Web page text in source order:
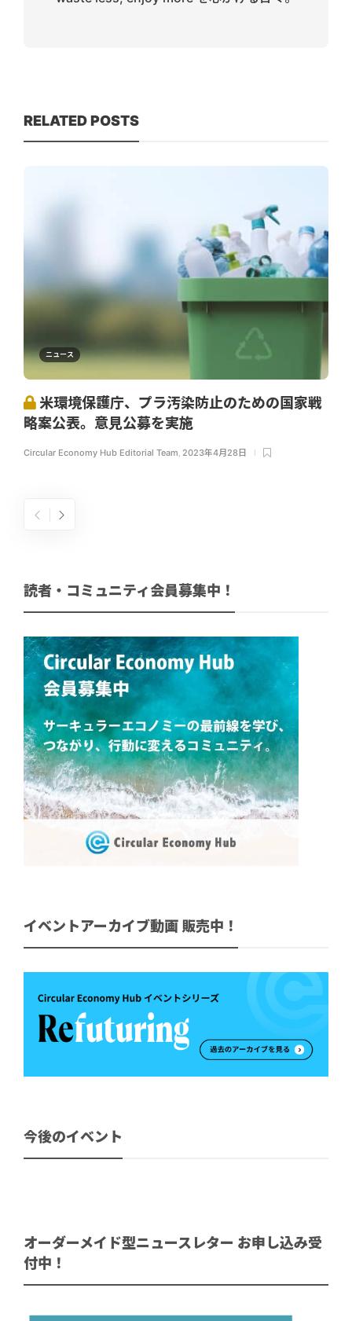
RELATED POSTS
ニュース
米環境保護庁、プラ汚染防止のための国家戦
略案公表。意見公募を実施
Circular Economy Hub Editorial Team, 2023年4月28日
読者・コミュニティ会員募集中！
イベントアーカイブ動画 販売中！
今後のイベント
オーダーメイド型ニュースレター お申し込み受
付中！